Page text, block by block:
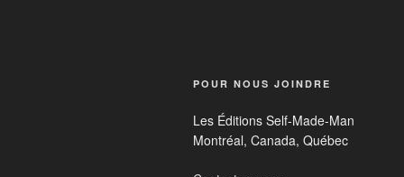
Chaque
coins du
qui innovent.
domaines et
inspiration
POUR NOUS JOINDRE
Les Éditions Self-Made-Man
Montréal, Canada, Québec